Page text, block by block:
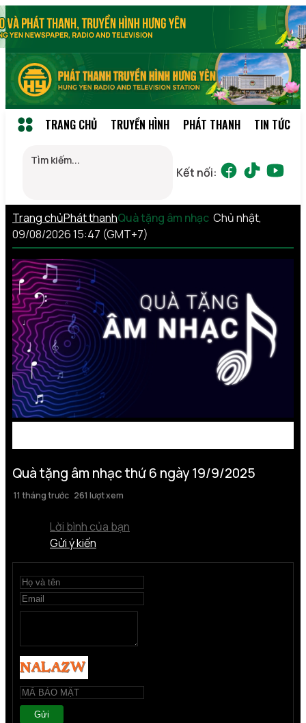
TRANG CHỦ TRUYỀN HÌNH PHÁT THANH TIN TỨC
Kết nối:
Trang chủPhát thanhQuà tặng âm nhạc Chủ nhật,
09/08/2026 15:47 (GMT+7)
Quà tặng âm nhạc thứ 6 ngày 19/9/2025
11 tháng trước 261 lượt xem
Lời bình của bạn
Gửi ý kiến
Gửi